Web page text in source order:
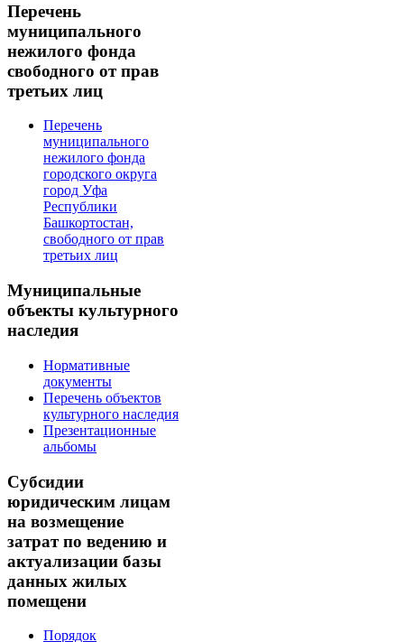
Перечень
муниципального
нежилого фонда
свободного от прав
третьих лиц
Перечень
муниципального
нежилого фонда
городского округа
город Уфа
Республики
Башкортостан,
свободного от прав
третьих лиц
Муниципальные
объекты культурного
наследия
Нормативные
документы
Перечень объектов
культурного наследия
Презентационные
альбомы
Субсидии
юридическим лицам
на возмещение
затрат по ведению и
актуализации базы
данных жилых
помещени
Порядок